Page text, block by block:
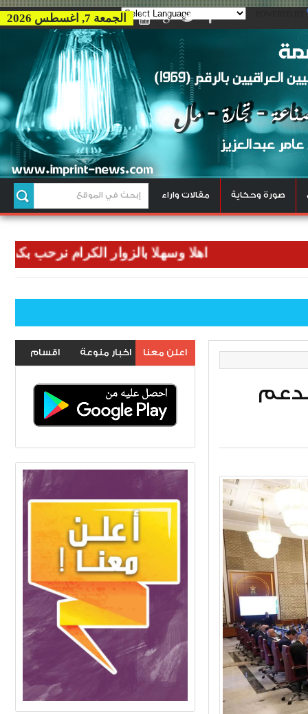
الجمعة 7, اغسطس 2026
صورة وحكاية مقالات واراء
اهلا وسهلا بالزوار الكرام نرحب بكم في
اعلن معنا اخبار منوعة
اقسام